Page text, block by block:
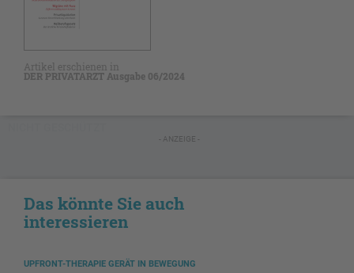
Artikel erschienen in
DER PRIVATARZT Ausgabe 06/2024
- ANZEIGE -
Das könnte Sie auch
interessieren
UPFRONT-THERAPIE GERÄT IN BEWEGUNG